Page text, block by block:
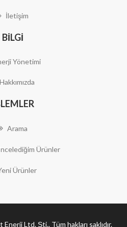
İletişim
BILGI
Yönetimi
Hakkımızda
Arama
Ürünler
Ürünler
Ltd. Şti.. Tüm hakları saklıdır.